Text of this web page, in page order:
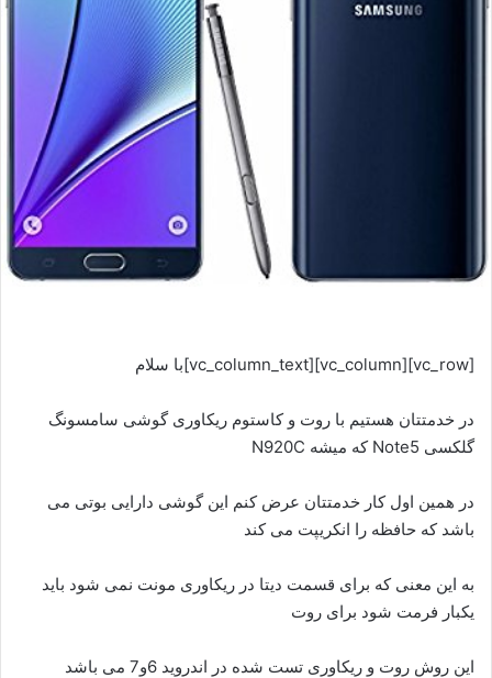
[vc_row][vc_column][vc_column_text]با سلام
در خدمتتان هستیم با روت و کاستوم ریکاوری گوشی سامسونگ
گلکسی Note5 که میشه N920C
در همین اول کار خدمتتان عرض کنم این گوشی دارایی بوتی می
باشد که حافظه را انکریپت می کند
به این معنی که برای قسمت دیتا در ریکاوری مونت نمی شود باید
یکبار فرمت شود برای روت
این روش روت و ریکاوری تست شده در اندروید 6و7 می باشد